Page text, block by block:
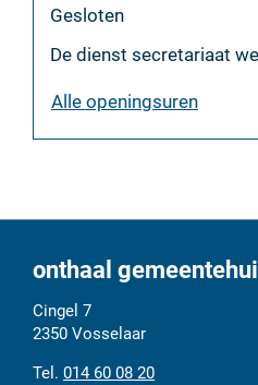
Gesloten
De dienst secretariaat
Alle openingsurendienst
onthaal
Adres
Cingel 7
2350 Vosselaar
Tel.
014 60 08 20
E-
mail